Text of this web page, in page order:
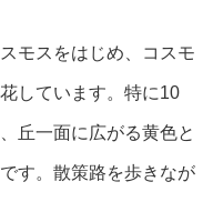
モスをはじめ、コスモ
しています。特に10
丘一面に広がる黄色と
す。散策路を歩きなが